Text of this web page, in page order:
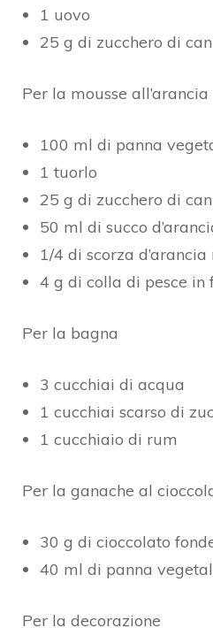
1 uovo
25 g di zucchero di
Per la mousse all’arancia
100 ml di panna
1 tuorlo
25 g di zucchero di
50 ml di succo
1/4 di scorza
4 g di colla di pesce in
Per la bagna
3 cucchiai di acqua
1 cucchiai scarso di
1 cucchiaio di rum
Per la ganache al
30 g di cioccolato
40 ml di panna
Per la decorazione